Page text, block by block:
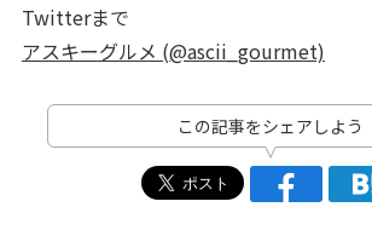
Twitterまで
アスキーグルメ (@ascii_gourmet)
この記事をシェアしよう